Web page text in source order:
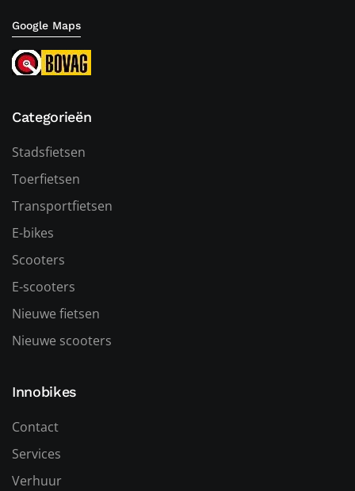
Google Maps
Categorieën
Stadsfietsen
Toerfietsen
Transportfietsen
E-bikes
Scooters
E-scooters
Nieuwe fietsen
Nieuwe scooters
Innobikes
Contact
Services
Verhuur